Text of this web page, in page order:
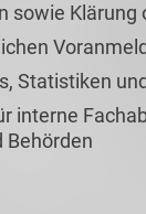
sowie Klärung
Statistiken
interne
Behörden